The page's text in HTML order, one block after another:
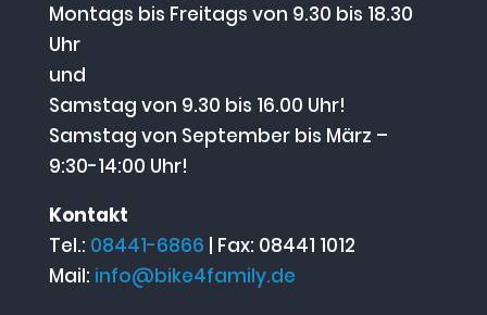
Montags bis Freitags von 9.30 bis 18.30
Uhr
und
Samstag von 9.30 bis 16.00 Uhr!
Samstag von September bis März –
9:30-14:00 Uhr!
Kontakt
Tel.: 08441-6866 | Fax: 08441 1012
Mail: info@bike4family.de